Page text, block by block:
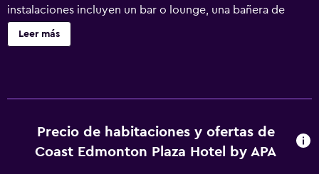
instalaciones incluyen un bar o lounge, una bañera de
hidromasaje y aparcamiento sin asistencia. Se ofrece
servicio de cambio de toallas a petición. Coast Edmonton
satélite con canales de suscripción y películas de pago.
Los baños están equipados con ducha y bañera
Leer más
Precio de habitaciones y ofertas de
Coast Edmonton Plaza Hotel by APA